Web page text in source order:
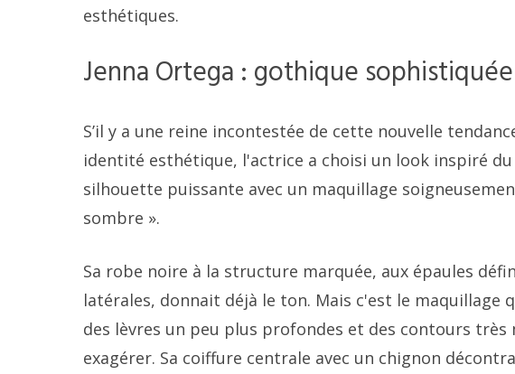
esthétiques.
Jenna Ortega : gothique sophistiquée
S’il y a une reine incontestée de cette nouvelle
identité esthétique, l'actrice a choisi un look inspiré
silhouette puissante avec un maquillage
sombre ».
Sa robe noire à la structure marquée, aux épaules
latérales, donnait déjà le ton. Mais c'est le maquillage
des lèvres un peu plus profondes et des contours
exagérer. Sa coiffure centrale avec un chignon